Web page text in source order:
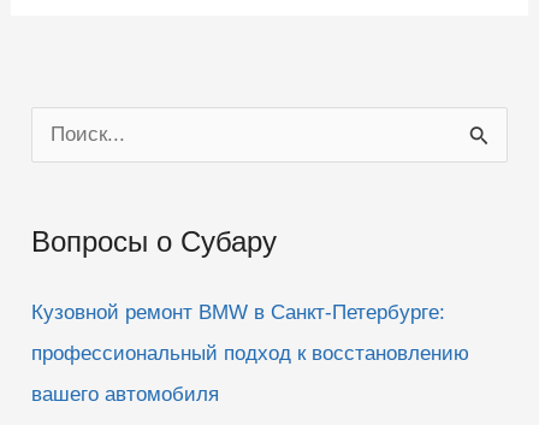
о
с
Вопросы о Субару
Кузовной ремонт BMW в Санкт-Петербурге:
профессиональный подход к восстановлению
вашего автомобиля